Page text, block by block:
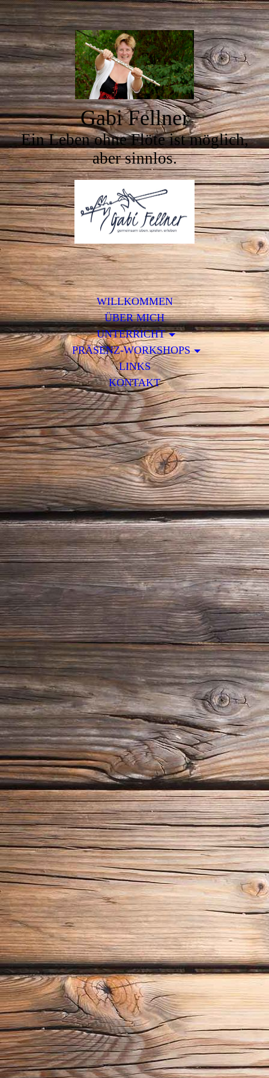
Gabi Fellner
Ein Leben ohne Flöte ist möglich,
aber sinnlos.
WILLKOMMEN
ÜBER MICH
UNTERRICHT
PRÄSENZ-WORKSHOPS
LINKS
KONTAKT